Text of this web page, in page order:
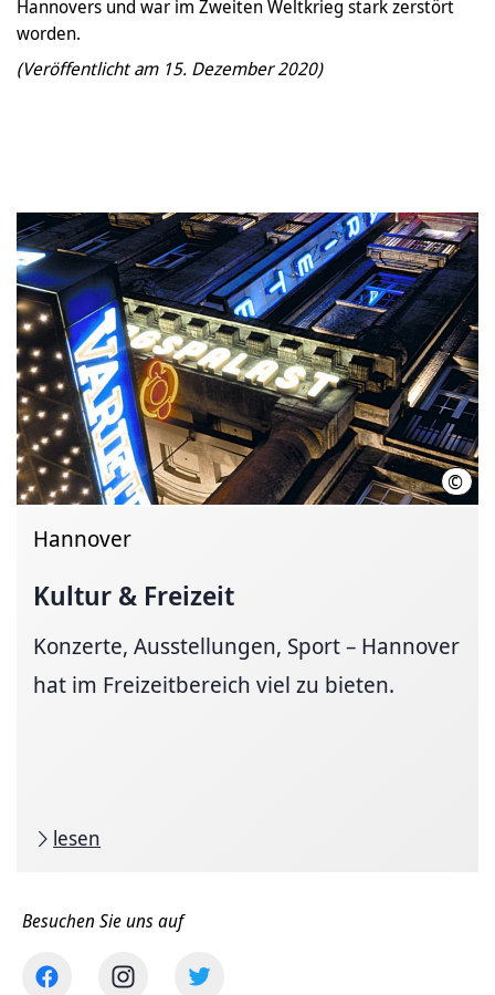
Hannovers und war im Zweiten Weltkrieg stark zerstört
worden.
(Veröffentlicht am 15. Dezember 2020)
©
Hannover
Kultur & Freizeit
Konzerte, Ausstellungen, Sport – Hannover
hat im Freizeitbereich viel zu bieten.
lesen
Besuchen Sie uns auf